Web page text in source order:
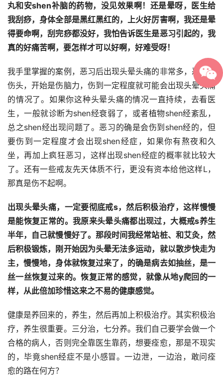
丸和安shen补脑的药物，没见效果啊！还是晕呀，医生给
我刮痧，身体全部是黑红黑红的，上火好厉害啊，我还是晕
得要命啊，刮完痧都没好，我怕告诉医生是恶习引起的，我
真的好痛苦啊，要怎样才可以好啊，好难受呀！
我手里掌握的案例，恶习后出现头晕头痛的非常多，恶习很
伤头，开始是伤脑力，伤到一定程度就可能会出现头晕头痛
的情况了。如果你这种头晕头痛的情况一直持续，去看医
生，一般就诊断为shen经衰弱了，或者植物shen经紊乱，
总之shen经出现问题了。恶习的确是会伤到shen经的，但
要伤到一定程度才会出现shen经症，如果你有熬夜和久
坐，再加上疯狂恶习，这样出现shen经症的概率就比较大
了。还有一些戒友先天体质不行，更没有资本给他这样L，
那真是伤不起啊。
出现头晕头痛，一定要彻底戒s，然后积极治疗，这样慢慢
是能恢复正常的。我原来头晕头痛都出现过，大概戒s养生
半年，自己就慢慢好了。那段时间我经常站桩、和艾灸，然
后积极锻炼，刚开始因为头晕无法多运动，就以散步快走为
主，慢慢地，身体就恢复过来了，的确是病去如抽丝，是一
丝一丝恢复过来的。恢复正常的感觉，就像从地y爬回的一
样，从此倍加珍惜这来之不易的健康感觉。
健康是养回来的，养生，然后再加上积极治疗。其实积极治
疗，养生很重要。三分治，七分养。我们自己要学会做一个
合格的病人，否则完全靠医生靠药，想要痊愈，那是不现实
的，毕竟shen经症不是小感冒。一边泄，一边治，敢问痊
愈的路在何方？